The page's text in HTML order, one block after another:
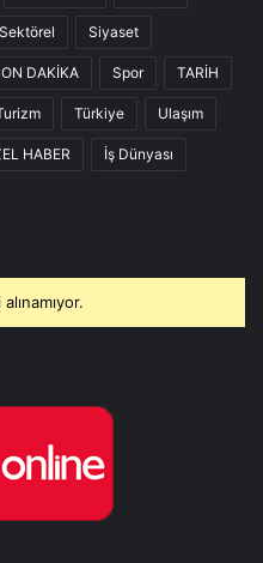
Sektörel Siyaset
DAKİKA Spor TARİH
Türkiye Ulaşım
HABER İş Dünyası